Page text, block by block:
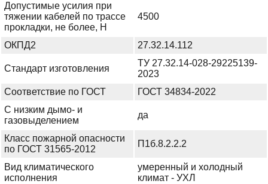
Допустимые усилия при
тяжении кабелей по трассе
прокладки, не более, Н
4500
ОКПД2 27.32.14.112
Стандарт изготовления
ТУ 27.32.14-028-29225139-
2023
Соответствие по ГОСТ
ГОСТ 34834-2022
С низким дымо- и
газовыделением
да
Класс пожарной опасности
по ГОСТ 31565-2012
П1б.8.2.2.2
Вид климатического
исполнения
умеренный и холодный
климат - УХЛ